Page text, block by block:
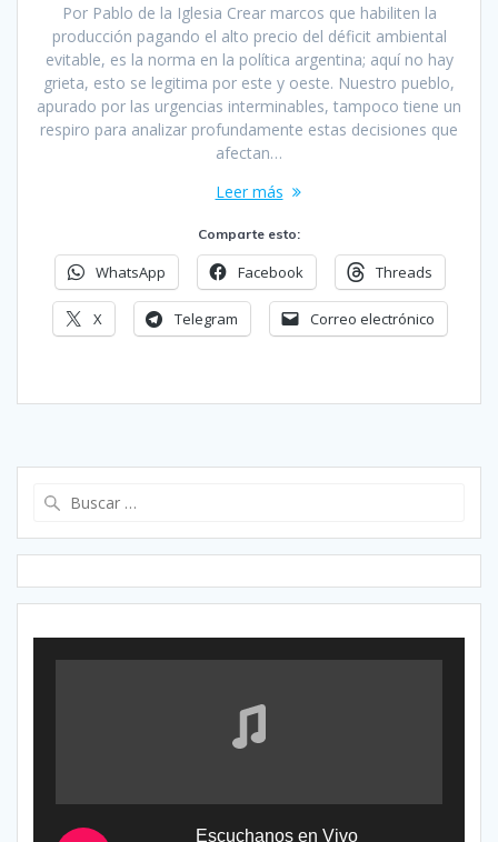
Por Pablo de la Iglesia Crear marcos que habiliten la
producción pagando el alto precio del déficit ambiental
evitable, es la norma en la política argentina; aquí no hay
grieta, esto se legitima por este y oeste. Nuestro pueblo,
apurado por las urgencias interminables, tampoco tiene un
respiro para analizar profundamente estas decisiones que
afectan…
Leer más
Comparte esto:
WhatsApp Facebook Threads
X Telegram Correo electrónico
Escuchanos en Vivo